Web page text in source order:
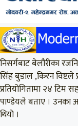
निसर्गबाट बेलौरीका
सिंह बुडाल ,किरन विष्टले
प्रतियोगितामा २४ टिम
पाण्डेयले बताए । उनका
थियो ।